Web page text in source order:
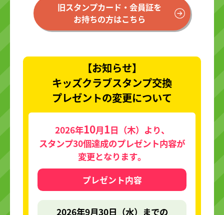
旧スタンプカード・会員証を
お持ちの方はこちら
【お知らせ】
キッズクラブスタンプ交換
プレゼントの変更について
2026年10月1日（木）より、
スタンプ30個達成のプレゼント内容が
変更となります。
プレゼント内容
2026年9月30日（水）までの